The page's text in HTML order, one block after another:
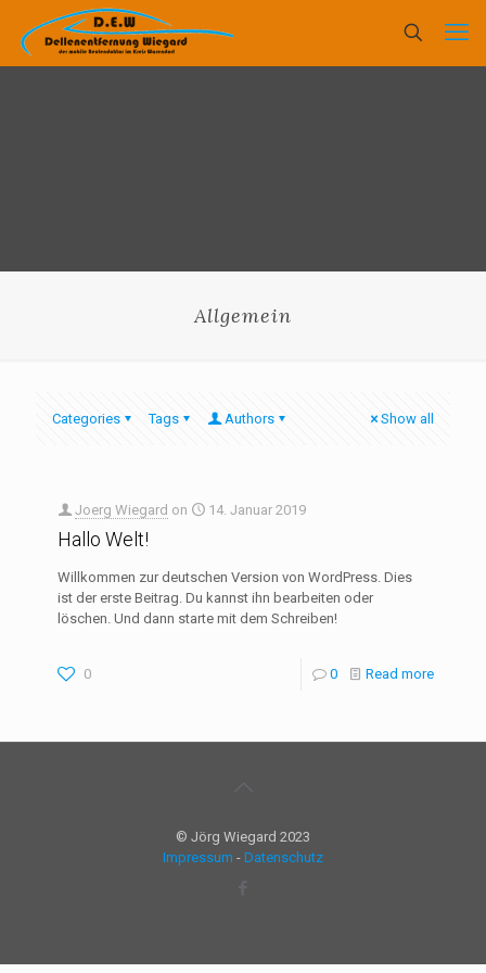
Allgemein
Categories Tags Authors Show all
Joerg Wiegard on 14. Januar 2019
Hallo Welt!
Willkommen zur deutschen Version von WordPress. Dies
ist der erste Beitrag. Du kannst ihn bearbeiten oder
löschen. Und dann starte mit dem Schreiben!
0 0 Read more
© Jörg Wiegard 2023
Impressum - Datenschutz